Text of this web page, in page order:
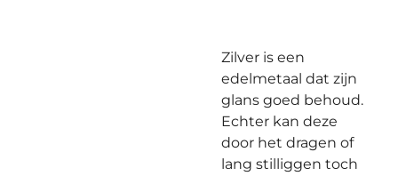
Zilver is een
edelmetaal dat zijn
glans goed behoud.
Echter kan deze
door het dragen of
lang stilliggen toch